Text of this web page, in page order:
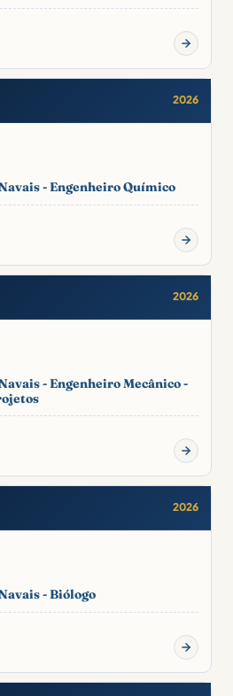
2026
- Engenheiro Químico
2026
- Engenheiro Mecânico -
2026
- Biólogo